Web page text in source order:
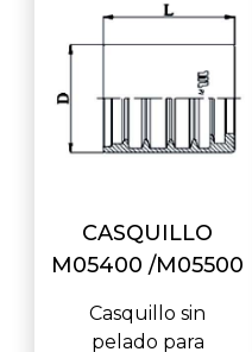
CASQUILLO
M05400 /M05500
Casquillo sin
pelado para